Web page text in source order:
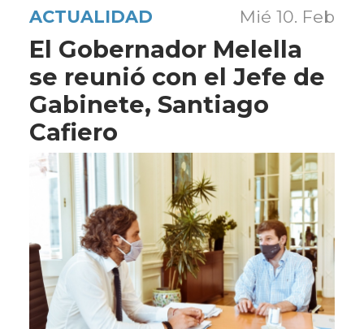
ACTUALIDAD Mié 10. Feb
El Gobernador Melella
se reunió con el Jefe de
Gabinete, Santiago
Cafiero